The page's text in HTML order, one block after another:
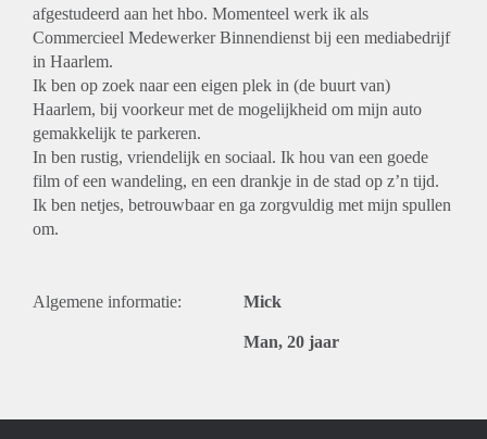
afgestudeerd aan het hbo. Momenteel werk ik als
Commercieel Medewerker Binnendienst bij een mediabedrijf
in Haarlem.
Ik ben op zoek naar een eigen plek in (de buurt van)
Haarlem, bij voorkeur met de mogelijkheid om mijn auto
gemakkelijk te parkeren.
In ben rustig, vriendelijk en sociaal. Ik hou van een goede
film of een wandeling, en een drankje in de stad op z’n tijd.
Ik ben netjes, betrouwbaar en ga zorgvuldig met mijn spullen
om.
Algemene informatie: Mick
Man, 20 jaar